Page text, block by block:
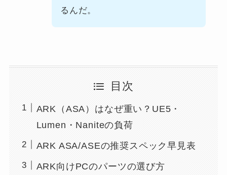
るんだ。
目次
ARK（ASA）はなぜ重い？UE5・
Lumen・Naniteの負荷
ARK ASA/ASEの推奨スペック早見表
ARK向けPCのパーツの選び方